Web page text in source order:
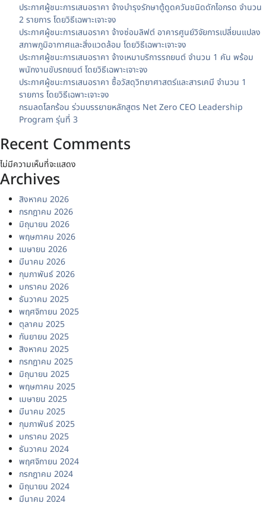
ประกาศผู้ชนะการเสนอราคา จ้างบำรุงรักษาตู้ดูดควันชนิดดักไอกรด จำนวน
2 รายการ โดยวิธีเฉพาะเจาะจง
ประกาศผู้ชนะการเสนอราคา จ้างซ่อมลิฟต์ อาคารศูนย์วิจัยการเปลี่ยนแปลง
สภาพภูมิอากาศและสิ่งแวดล้อม โดยวิธีเฉพาะเจาะจง
ประกาศผู้ชนะการเสนอราคา จ้างเหมาบริการรถยนต์ จำนวน 1 คัน พร้อม
พนักงานขับรถยนต์ โดยวิธีเฉพาะเจาะจง
ประกาศผู้ชนะการเสนอราคา ซื้อวัสดุวิทยาศาสตร์และสารเคมี จำนวน 1
รายการ โดยวิธีเฉพาะเจาะจง
กรมลดโลกร้อน ร่วมบรรยายหลักสูตร Net Zero CEO Leadership
Program รุ่นที่ 3
Recent Comments
ไม่มีความเห็นที่จะแสดง
Archives
สิงหาคม 2026
กรกฎาคม 2026
มิถุนายน 2026
พฤษภาคม 2026
เมษายน 2026
มีนาคม 2026
กุมภาพันธ์ 2026
มกราคม 2026
ธันวาคม 2025
พฤศจิกายน 2025
ตุลาคม 2025
กันยายน 2025
สิงหาคม 2025
กรกฎาคม 2025
มิถุนายน 2025
พฤษภาคม 2025
เมษายน 2025
มีนาคม 2025
กุมภาพันธ์ 2025
มกราคม 2025
ธันวาคม 2024
พฤศจิกายน 2024
กรกฎาคม 2024
มิถุนายน 2024
มีนาคม 2024